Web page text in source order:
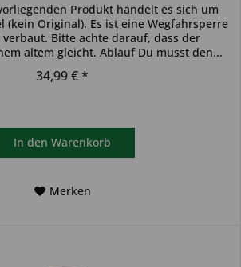
Produkt handelt es sich um
(kein Original). Es ist eine Wegfahrsperre
verbaut. Bitte achte darauf, dass der
altem gleicht. Ablauf Du musst den...
34,99 € *
In den Warenkorb
Merken